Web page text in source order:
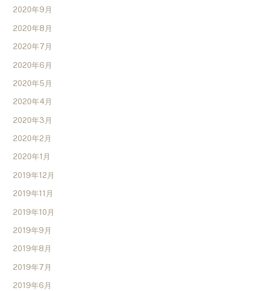
2020年9月
2020年8月
2020年7月
2020年6月
2020年5月
2020年4月
2020年3月
2020年2月
2020年1月
2019年12月
2019年11月
2019年10月
2019年9月
2019年8月
2019年7月
2019年6月